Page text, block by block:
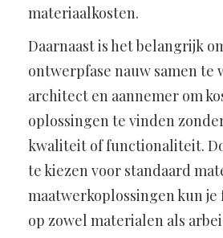
materiaalkosten.
Daarnaast is het belangrijk
ontwerpfase nauw samen te
architect en aannemer om
oplossingen te vinden
kwaliteit of functionaliteit.
te kiezen voor standaard
maatwerkoplossingen kun
op zowel materialen als